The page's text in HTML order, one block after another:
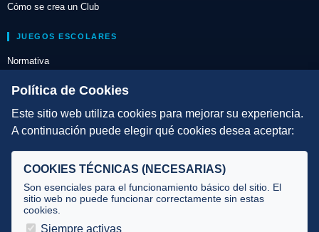
Cómo se crea un Club
JUEGOS ESCOLARES
Normativa
Escuelas de Triatlón
DIRECCIÓN TÉCNICA
Selecciones
Tecnificación
JUECES Y OFICIALES
Política de Cookies
Este sitio web utiliza cookies para mejorar su experiencia.
A continuación puede elegir qué cookies desea aceptar:
COOKIES TÉCNICAS (NECESARIAS)
Son esenciales para el funcionamiento básico del sitio. El
sitio web no puede funcionar correctamente sin estas
cookies.
Siempre activas